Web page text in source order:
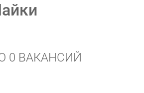
0 ВАКАНСИЙ